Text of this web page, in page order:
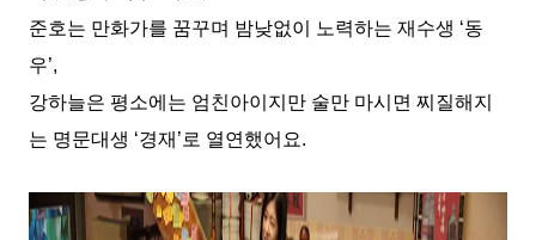
준호는 만화가를 꿈꾸며 밤낮없이 노력하는 재수생 ‘동
우’,
강하늘은 평소에는 엄친아이지만 술만 마시면 찌질해지
는 명문대생 ‘경재 ’로 열연했어요.